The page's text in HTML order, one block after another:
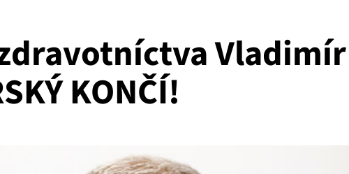
Vladimír
KONČÍ!